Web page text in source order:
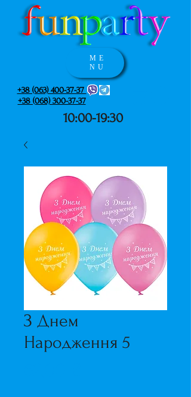
+38 (063) 400-37-37
+38 (068) 300-37-37
10:00-19:30
ME
NU
З Днем
Народження 5